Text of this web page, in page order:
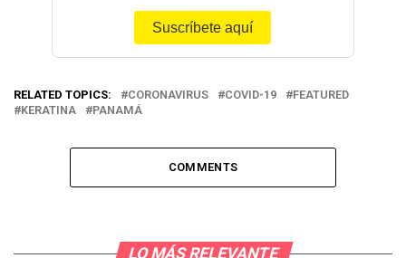
Suscríbete aquí
RELATED TOPICS: CORONAVIRUS COVID-19
FEATURED
KERATINA
PANAMÁ
COMMENTS
LO MÁS RELEVANTE